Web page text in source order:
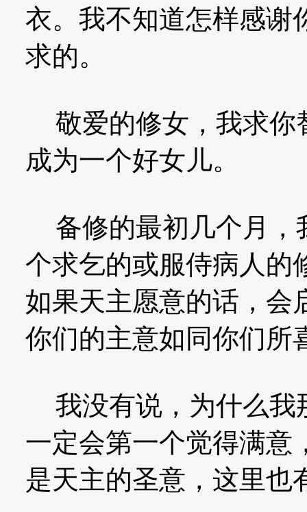
衣。我不知道怎样感谢
求的。
敬爱的修女，我求你
成为一个好女儿。
备修的最初几个月，
个求乞的或服侍病人的
如果天主愿意的话，会
你们的主意如同你们所
我没有说，为什么我
一定会第一个觉得满意
是天主的圣意，这里也